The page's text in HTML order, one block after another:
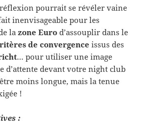
pourrait se révéler vaine
inenvisageable pour les
lazone Euro d’assouplir dans le
de convergence issus des
… pour utiliser une image
d’attente devant votre night club
moins longue, mais la tenue
!
: